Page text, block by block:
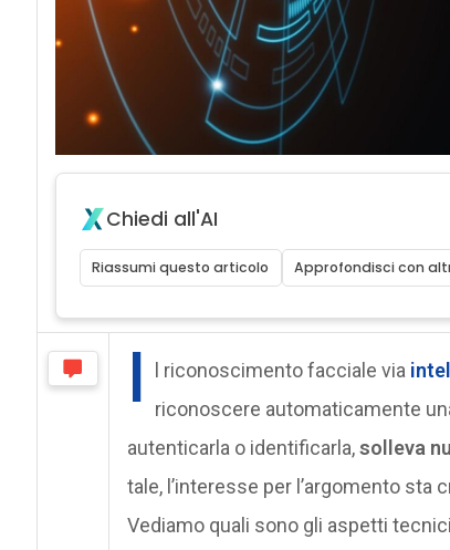
Chiedi all'AI
Riassumi questo articolo Approfondisci con
I l riconoscimento facciale via
riconoscere automaticamente
autenticarla o identificarla,solleva
tale, l’interesse per l’argomento sta
Vediamo quali sono gli aspetti